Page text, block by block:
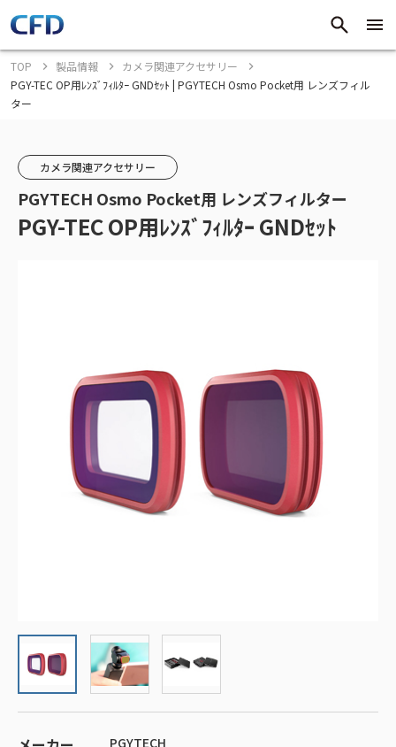
TOP 製品情報
カメラ関連アクセサリー
PGY-TEC OP用ﾚﾝｽﾞﾌｨﾙﾀｰ GNDｾｯﾄ | PGYTECH Osmo Pocket用 レンズフィル
ター
カメラ関連アクセサリー
PGYTECH Osmo Pocket用 レンズフィルター
PGY-TEC OP用ﾚﾝｽﾞﾌｨﾙﾀｰ GNDｾｯﾄ
PGYTECH